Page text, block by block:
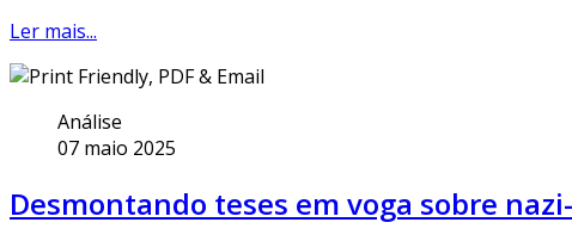
Ler mais...
Análise
07 maio 2025
Desmontando teses em voga sobre